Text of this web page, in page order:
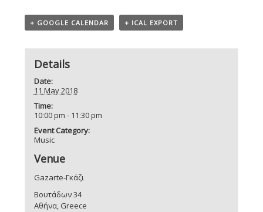
+ GOOGLE CALENDAR + ICAL EXPORT
Details
Date:
11 May 2018
Time:
10:00 pm - 11:30 pm
Event Category:
Music
Venue
Gazarte-Γκάζι
Βουτάδων 34
Αθήνα, Greece